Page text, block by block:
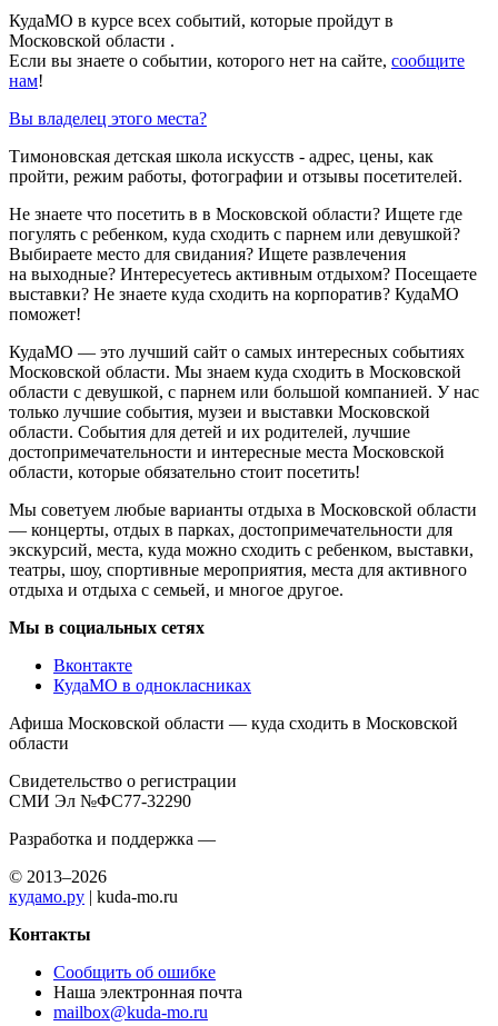
КудаМО в курсе всех событий, которые пройдут в
Московской области .
Если вы знаете о событии, которого нет на сайте, сообщите
нам!
Вы владелец этого места?
Тимоновская детская школа искусств - адрес, цены, как
пройти, режим работы, фотографии и отзывы посетителей.
Не знаете что посетить в в Московской области? Ищете где
погулять с ребенком, куда сходить с парнем или девушкой?
Выбираете место для свидания? Ищете развлечения
на выходные? Интересуетесь активным отдыхом? Посещаете
выставки? Не знаете куда сходить на корпоратив? КудаМО
поможет!
КудаМО — это лучший сайт о самых интересных событиях
Московской области. Мы знаем куда сходить в Московской
области с девушкой, с парнем или большой компанией. У нас
только лучшие события, музеи и выставки Московской
области. События для детей и их родителей, лучшие
достопримечательности и интересные места Московской
области, которые обязательно стоит посетить!
Мы советуем любые варианты отдыха в Московской области
— концерты, отдых в парках, достопримечательности для
экскурсий, места, куда можно сходить с ребенком, выставки,
театры, шоу, спортивные мероприятия, места для активного
отдыха и отдыха с семьей, и многое другое.
Мы в социальных сетях
Вконтакте
КудаМО в однокласниках
Афиша Московской области — куда сходить в Московской
области
Свидетельство о регистрации
СМИ Эл №ФС77-32290
Разработка и поддержка —
© 2013–2026
кудамо.ру | kuda-mo.ru
Контакты
Сообщить об ошибке
Наша электронная почта
mailbox@kuda-mo.ru